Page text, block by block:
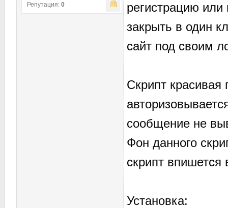
Репутация: 0
регистрацию
закрыть в один
сайт под своим
Скрипт
сообщение не
Фон данного
скрипт
Установка: